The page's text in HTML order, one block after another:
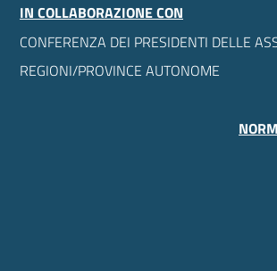
IN COLLABORAZIONE CON
CONFERENZA DEI PRESIDENTI DELLE
REGIONI/PROVINCE AUTONOME